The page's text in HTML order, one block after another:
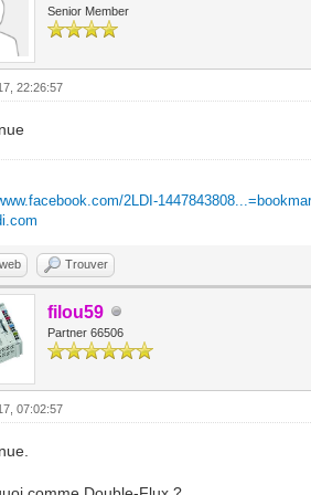
Senior Member
22:26:57
2LDI-
Trouver
filou59
Partner 66506
07:02:57